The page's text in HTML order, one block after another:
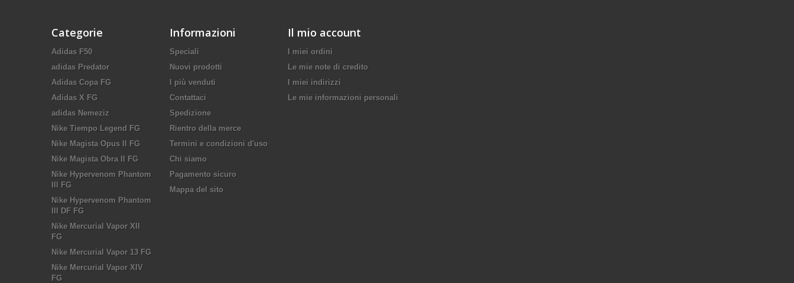
Categorie
Adidas F50
adidas Predator
Adidas Copa FG
Adidas X FG
adidas Nemeziz
Nike Tiempo Legend FG
Nike Magista Opus II FG
Nike Magista Obra II FG
Nike Hypervenom Phantom
III FG
Nike Hypervenom Phantom
III DF FG
Nike Mercurial Vapor XII
FG
Nike Mercurial Vapor 13 FG
Nike Mercurial Vapor XIV
FG
Informazioni
Speciali
Nuovi prodotti
I più venduti
Contattaci
Spedizione
Rientro della merce
Termini e condizioni d'uso
Chi siamo
Pagamento sicuro
Mappa del sito
Il mio account
I miei ordini
Le mie note di credito
I miei indirizzi
Le mie informazioni personali